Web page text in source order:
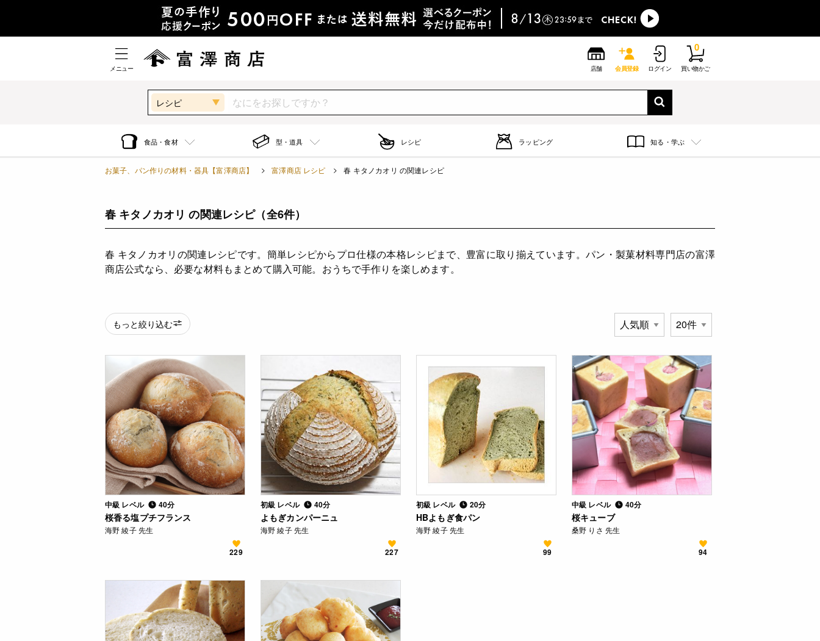
メニュー 店舗 会員登録 ログイン 買い物かご
0
レシピ
食品・食材 型・道具 レシピ ラッピング 知る・学ぶ
お菓子、パン作りの材料・器具【富澤商店】 富澤商店 レシピ 春 キタノカオリ の関連レシピ
春 キタノカオリ の関連レシピ（全6件）
春 キタノカオリの関連レシピです。簡単レシピからプロ仕様の本格レシピまで、豊富に取り揃えています。パン・製菓材料専門店の富澤
商店公式なら、必要な材料もまとめて購入可能。おうちで手作りを楽しめます。
もっと絞り込む
中級 レベル 40分
桜香る塩プチフランス
海野 綾子 先生
229
初級 レベル 40分
よもぎカンパーニュ
海野 綾子 先生
227
初級 レベル 20分
HBよもぎ食パン
海野 綾子 先生
99
中級 レベル 40分
桜キューブ
桑野 りさ 先生
94